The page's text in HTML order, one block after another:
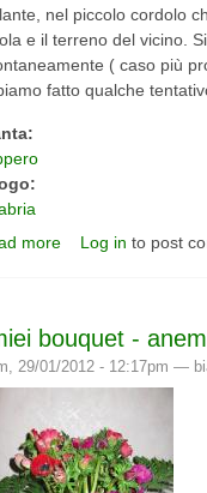
nel piccolo cordolo
e il terreno del vicino.
( caso più
fatto qualche
more about un bel fiore!
Log in to post
bouquet -
29/01/2012 - 12:17pm —